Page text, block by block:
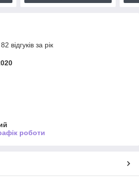
відгуків за рік
роботи